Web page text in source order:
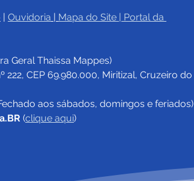
essenciais durante o ponto
facultativo desta sexta-
| Ouvidoria | Mapa do Site | Portal da
Geral Thaissa Mappes)
222, CEP 69.980.000, Miritizal, Cruzeiro do
aos sábados, domingos e feriados)
(clique aqui)